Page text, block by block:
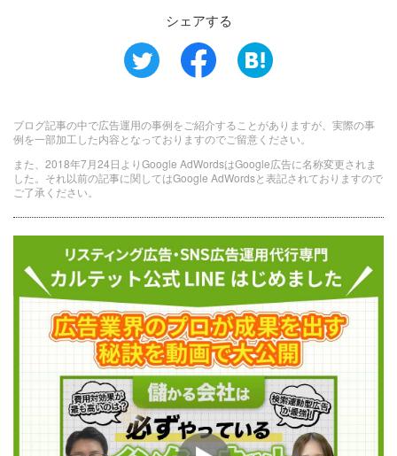
シェアする
ブログ記事の中で広告運用の事例をご紹介することがありますが、実際の事
例を一部加工した内容となっておりますのでご留意ください。
また、2018年7月24日よりGoogle AdWordsはGoogle広告に名称変更されま
した。それ以前の記事に関してはGoogle AdWordsと表記されておりますので
ご了承ください。